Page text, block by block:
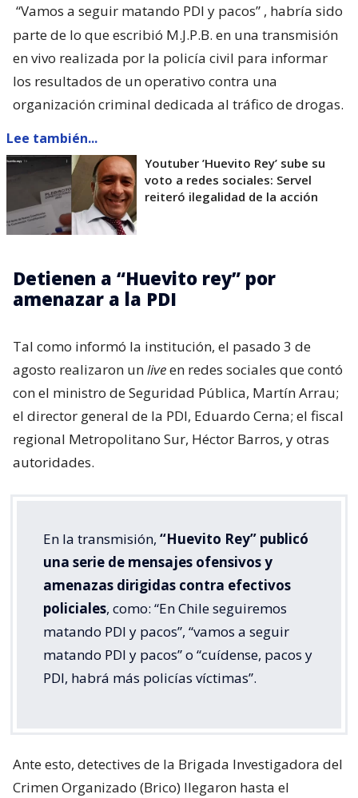
“Vamos a seguir matando PDI y pacos” , habría sido
parte de lo que escribió M.J.P.B. en una transmisión
en vivo realizada por la policía civil para informar
los resultados de un operativo contra una
organización criminal dedicada al tráfico de drogas.
Lee también...
Youtuber ’Huevito Rey’ sube su
voto a redes sociales: Servel
reiteró ilegalidad de la acción
Detienen a “Huevito rey” por
amenazar a la PDI
Tal como informó la institución, el pasado 3 de
agosto realizaron unliveen redes sociales que contó
con el ministro de Seguridad Pública, Martín Arrau;
el director general de la PDI, Eduardo Cerna; el fiscal
regional Metropolitano Sur, Héctor Barros, y otras
autoridades.
En la transmisión, “Huevito Rey” publicó
una serie de mensajes ofensivos y
amenazas dirigidas contra efectivos
policiales, como: “En Chile seguiremos
matando PDI y pacos”, “vamos a seguir
matando PDI y pacos” o “cuídense, pacos y
PDI, habrá más policías víctimas”.
Ante esto, detectives de la Brigada Investigadora del
Crimen Organizado (Brico) llegaron hasta el